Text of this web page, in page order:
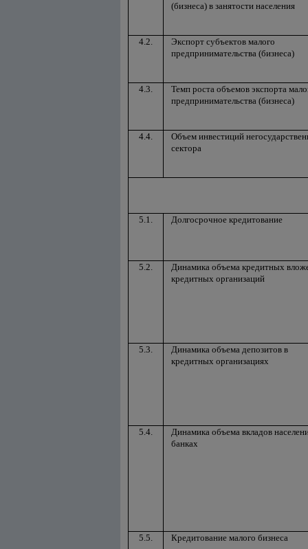
(бизнеса) в занятости населения
4.2.
Экспорт субъектов малого
предпринимательства (бизнеса)
4.3.
Темп роста объемов экспорта
предпринимательства (бизнеса)
4.4.
Объем инвестиций
сектора
5.1. Долгосрочное кредитование
5.2.
Динамика объема кредитных
кредитных организаций
5.3.
Динамика объема депозитов в
кредитных организациях
5.4.
Динамика объема вкладов
банках
5.5. Кредитование малого бизнеса